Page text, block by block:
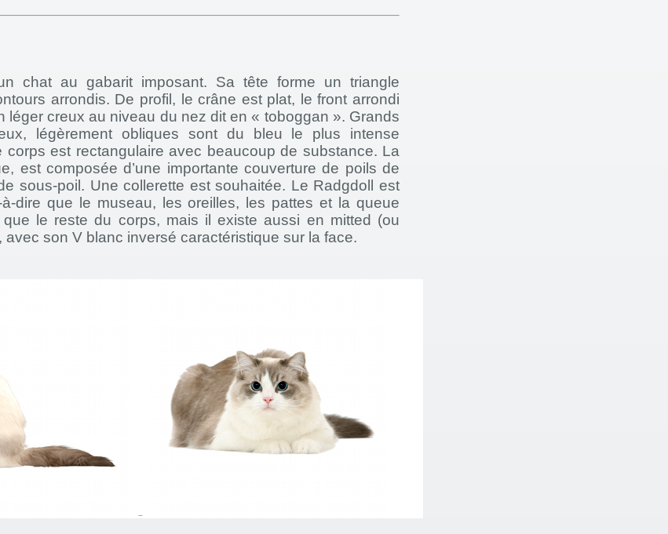
chat au gabarit imposant. Sa tête forme un triangle
arrondis. De profil, le crâne est plat, le front arrondi
léger creux au niveau du nez dit en « toboggan ». Grands
légèrement obliques sont du bleu le plus intense
corps est rectangulaire avec beaucoup de substance. La
est composée d’une importante couverture de poils de
sous-poil. Une collerette est souhaitée. Le Radgdoll est
à-dire que le museau, les oreilles, les pattes et la queue
le reste du corps, mais il existe aussi en mitted (ou
avec son V blanc inversé caractéristique sur la face.